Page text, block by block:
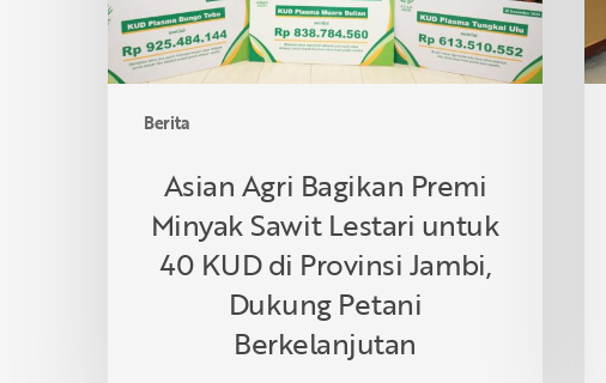
Berita
untuk
40
KUD
Provinsi
Dukung
Petani
Berkelanjutan
Asian Agri Bagikan Premi
Minyak Sawit Lestari untuk
40 KUD di Provinsi Jambi,
Dukung Petani
Berkelanjutan
di